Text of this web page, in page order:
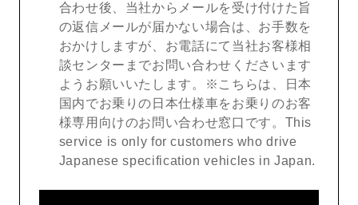
合わせ後、当社からメールを受け付けた旨
の返信メールが届かない場合は、お手数を
おかけしますが、お電話にて当社お客様相
談センターまでお問い合わせくださいます
ようお願いいたします。※こちらは、日本
国内でお乗りの日本仕様車をお乗りのお客
様専用向けのお問い合わせ窓口です。This
service is only for customers who drive
Japanese specification vehicles in Japan.